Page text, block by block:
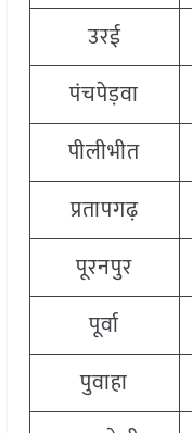
उरई
पंचपेड़वा
पीलीभीत
प्रतापगढ़
पूरनपुर
पूर्वा
पुवाहा